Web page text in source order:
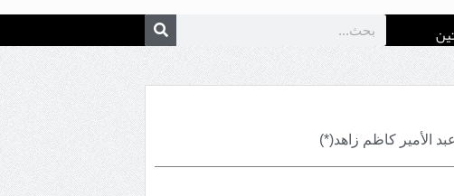
عبد الأمير كاظم زاهد(*)